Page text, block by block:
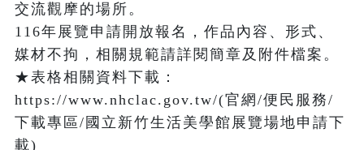
交流觀摩的場所。
116年展覽申請開放報名，作品內容、形式、
媒材不拘，相關規範請詳閱簡章及附件檔案。
★表格相關資料下載：
https://www.nhclac.gov.tw/(官網/便民服務/
下載專區/國立新竹生活美學館展覽場地申請下